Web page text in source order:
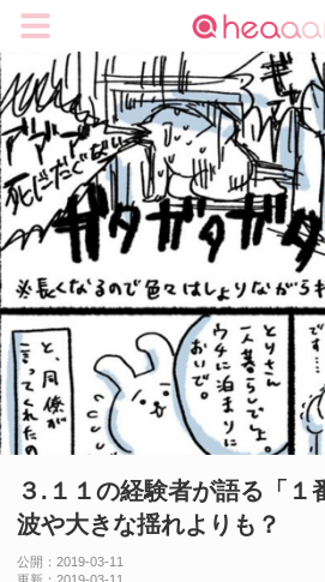
３.１１の経験者が語る「
波や大きな揺れよりも？
公開： 2019-03-11